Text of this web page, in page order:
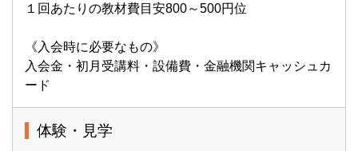
１回あたりの教材費目安800～500円位
《入会時に必要なもの》
入会金・初月受講料・設備費・金融機関キャッシュカ
ード
体験・見学